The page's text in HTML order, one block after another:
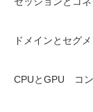
ドメインとセグ
CPUとGPU コ